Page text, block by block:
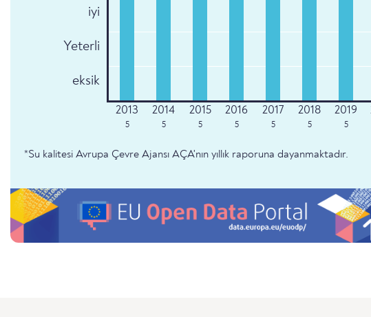
iyi
Yeterli
eksik
5 5 5 5 5 5 5
*Su kalitesi Avrupa Çevre Ajansı AÇA'nın yıllık raporuna dayanmaktadır.